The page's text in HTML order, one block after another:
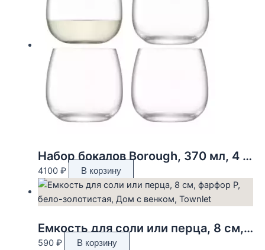
Набор бокалов Borough, 370 мл, 4 шт.
4100 ₽ В корзину
Емкость для соли или перца, 8 см, фарфор P, бело-золотистая, Дом с венком, Townlet
590 ₽ В корзину